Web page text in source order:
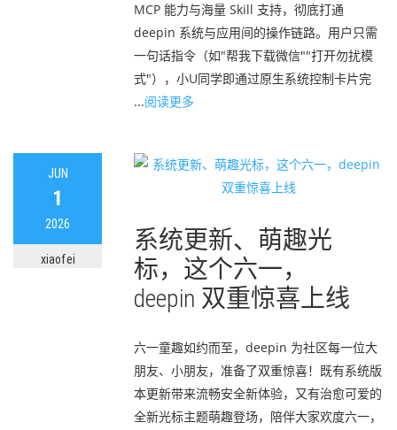
MCP 能力与海量 Skill 支持，彻底打通
deepin 系统与应用间的操作链路。用户只需
一句话指令（如"帮我下载微信""打开勿扰模
式"），小U同学即通过原生系统控制卡片完
...阅读更多
JUN
1
2026
xiaofei
系统更新、萌趣光
标，这个六一，
deepin 双重惊喜上线
六一童趣如约而至，deepin 为社区每一位大
朋友、小朋友，准备了双重惊喜！既有系统版
本更新带来流畅安全新体验，又有治愈可爱的
全新光标主题萌趣登场，陪伴大家欢度六一，